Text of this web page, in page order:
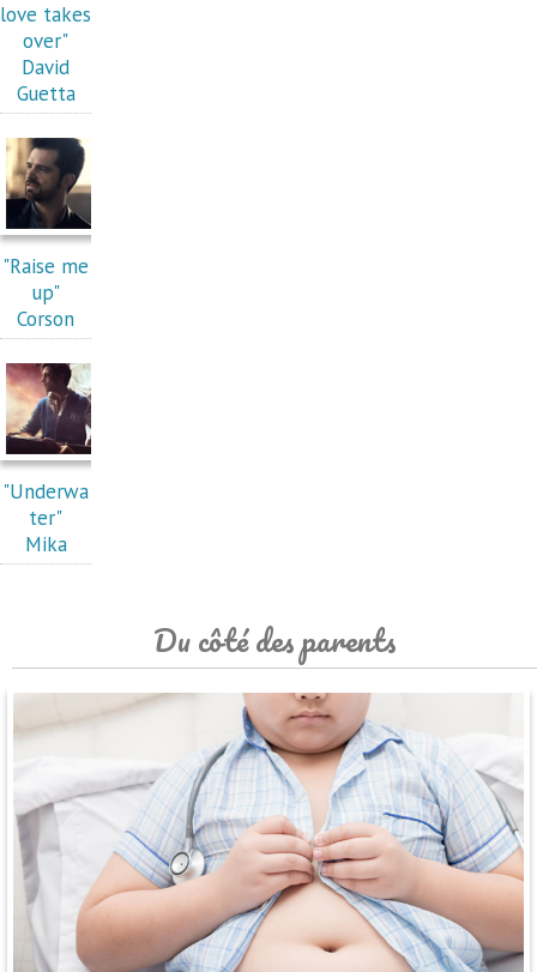
love takes
over"
David
Guetta
"Raise me
up"
Corson
"Underwa
ter"
Mika
Du côté des parents